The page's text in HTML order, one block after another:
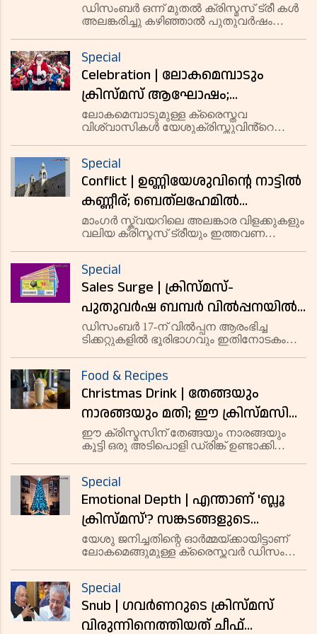
ചില കൗതുക വിശേഷങ്ങൾ
ഡിസംബർ ഒന്ന് മുതൽ ക്രിസ്മസ് ട്രീ കൾ
അലങ്കരിച്ചു കഴിഞ്ഞാൽ പുതുവർഷം
Special
Celebration | ലോകമെമ്പാടും
ക്രിസ്മസ് ആഘോഷം;
സ്നേഹത്തിന്റെയും
പ്രത്യാശയുടെയും സന്ദേശവുമായി
ഒരുമയുടെ ദിനം
ലോകമെമ്പാടുമുള്ള ക്രൈസ്തവ
വിശ്വാസികൾ യേശുക്രിസ്തുവിൻ്റെ
പള്ളികളിൽ പ്രത്യേക പ്രാർത്ഥനകളും
പാതിരാ കുർബാനയും നടന്നു. വീടുകളിലും
പള്ളികളിലും പുൽക്കൂടൊരു
Special
Conflict | ഉണ്ണിയേശുവിന്റെ നാട്ടിൽ
കണ്ണീര്; ബെത്‌ലഹേമിൽ
ആഘോഷമില്ലാത്ത ഒരു ക്രിസ്മസ്
കൂടി; ഗസ്സയിലെ
സമാധാനത്തിനായി കാത്തിരിപ്പ്
മാംഗർ സ്ക്വയറിലെ അലങ്കാര വിളക്കുകളും
വലിയ ക്രിസ്മസ് ട്രീയും ഇത്തവണ
ആഘോഷങ്ങൾക്കായി ഒത്തുചേരുന്ന യുവ
ബാൻഡുകളും ഇത്തവണയില്ല.
Special
Sales Surge | ക്രിസ്മസ്-
പുതുവർഷ ബമ്പർ വിൽപ്പനയിൽ
റെക്കോർഡ് മുന്നേറ്റം
ഡിസംബർ 17-ന് വിൽപ്പന ആരംഭിച്ച
ടിക്കറ്റുകളിൽ ഭൂരിഭാഗവും ഇതിനോടകം
അപേക്ഷിച്ച് ഇത്തവണത്തെ വിൽപ്പന
വളരെ വേഗത്തിലാണ് പുരോഗമിക്കുന്നത്.
Food & Recipes
Christmas Drink | തേങ്ങയും
നാരങ്ങയും മതി; ഈ ക്രിസ്മസിന്
ഒരു അടിപൊളി പാനീയം
ഉണ്ടാക്കാം! റെസിപ്പി ഇതാ
ഈ ക്രിസ്മസിന് തേങ്ങയും നാരങ്ങയും
കൂട്ടി ഒരു അടിപൊളി ഡ്രിങ്ക് ഉണ്ടാക്കി
ആനന്ദിപ്പിക്കുന്നതോടൊപ്പം ശരീരത്തിന്
ആവശ്യമായ പോഷകങ്ങളും നൽകും.
കുട്ടികൾക്കും മുതിർന്ന
Special
Emotional Depth | എന്താണ് 'ബ്ലൂ
ക്രിസ്മസ്'? സങ്കടങ്ങളുടെ
ഇരുട്ടില്‍ പ്രതീക്ഷയുടെ നക്ഷത്രം
യേശു ജനിച്ചതിന്റെ ഓര്‍മ്മയ്ക്കായിട്ടാണ്
ലോകമെങ്ങുമുള്ള ക്രൈസ്തവര്‍ ഡിസംബര്‍
Special
Snub | ഗവര്‍ണറുടെ ക്രിസ്മസ്
വിരുന്നിനെത്തിയത് ചീഫ്